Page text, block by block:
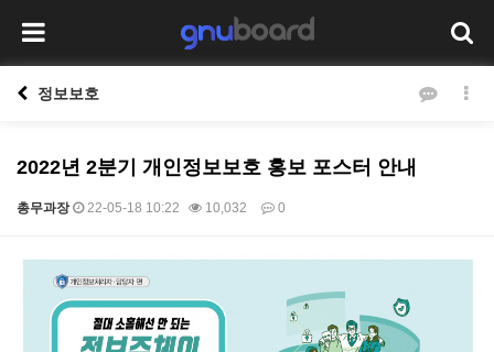
정보보호
2022년 2분기 개인정보보호 홍보 포스터 안내
총무과장 22-05-18 10:22 10,032 0
본문